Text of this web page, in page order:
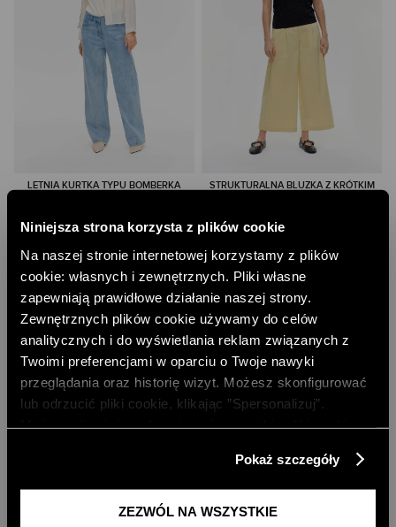
Niniejsza strona korzysta z plików cookie
Na naszej stronie internetowej korzystamy z plików
cookie: własnych i zewnętrznych. Pliki własne
zapewniają prawidłowe działanie naszej strony.
Zewnętrznych plików cookie używamy do celów
analitycznych i do wyświetlania reklam związanych z
Twoimi preferencjami w oparciu o Twoje nawyki
przeglądania oraz historię wizyt. Możesz skonfigurować
lub odrzucić pliki cookie, klikając ”Spersonalizuj”.
Polityce Prywatności
Pokaż szczegóły
ZEZWÓL NA WSZYSTKIE
LETNIA KURTKA TYPU BOMBERKA
NAJNIŻSZA CENA Z 30 DNI: 229,00 PLN
-10% PRZY ZAKUPIE ZA 500 PLN
STRUKTURALNA BLUZKA Z KRÓTKIM
CENA REGULARNA:299,00 PLN
-10% PRZY ZAKUPIE ZA 500 PLN